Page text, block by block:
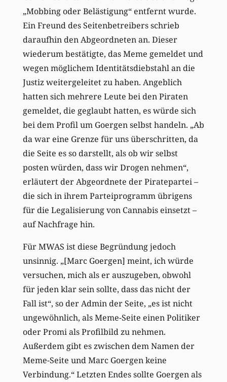
„Mobbing oder Belästigung“ entfernt wurde.
Ein Freund des Seitenbetreibers schrieb
daraufhin den Abgeordneten an. Dieser
wiederum bestätigte, das Meme gemeldet und
wegen möglichem Identitätsdiebstahl an die
Justiz weitergeleitet zu haben. Angeblich
hatten sich mehrere Leute bei den Piraten
gemeldet, die geglaubt hatten, es würde sich
bei dem Profil um Goergen selbst handeln. „Ab
da war eine Grenze für uns überschritten, da
die Seite es so darstellt, als ob wir selbst
posten würden, dass wir Drogen nehmen“,
erläutert der Abgeordnete der Piratepartei –
die sich in ihrem Parteiprogramm übrigens
für die Legalisierung von Cannabis einsetzt –
auf Nachfrage hin.
Für MWAS ist diese Begründung jedoch
unsinnig. „[Marc Goergen] meint, ich würde
versuchen, mich als er auszugeben, obwohl
für jeden klar sein sollte, dass das nicht der
Fall ist“, so der Admin der Seite, „es ist nicht
ungewöhnlich, als Meme-Seite einen Politiker
oder Promi als Profilbild zu nehmen.
Außerdem gibt es zwischen dem Namen der
Meme-Seite und Marc Goergen keine
Verbindung.“ Letzten Endes sollte Goergen als